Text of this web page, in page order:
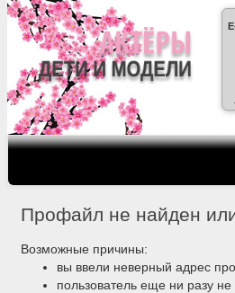
Профайл не найден
Возможные причины:
вы ввели неверный адрес
пользователь еще ни разу